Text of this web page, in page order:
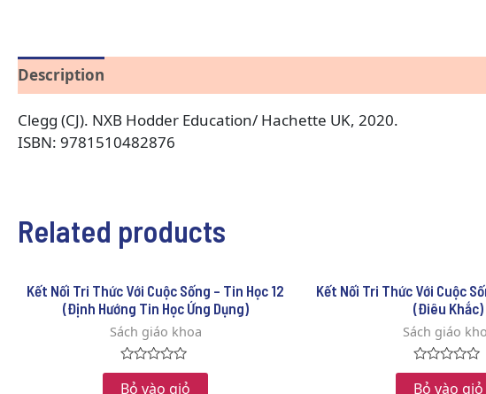
Description
Clegg (CJ). NXB Hodder Education/ Hachette UK, 2020.
ISBN: 9781510482876
Related products
Kết Nối Tri Thức Với Cuộc Sống – Tin Học 12
(Định Hướng Tin Học Ứng Dụng)
Sách giáo khoa
Rated
0
Bỏ vào giỏ
Kết Nối Tri Thức Với Cuộc
(Điêu Khắc)
Sách giáo
Rated
0
Bỏ vào giỏ